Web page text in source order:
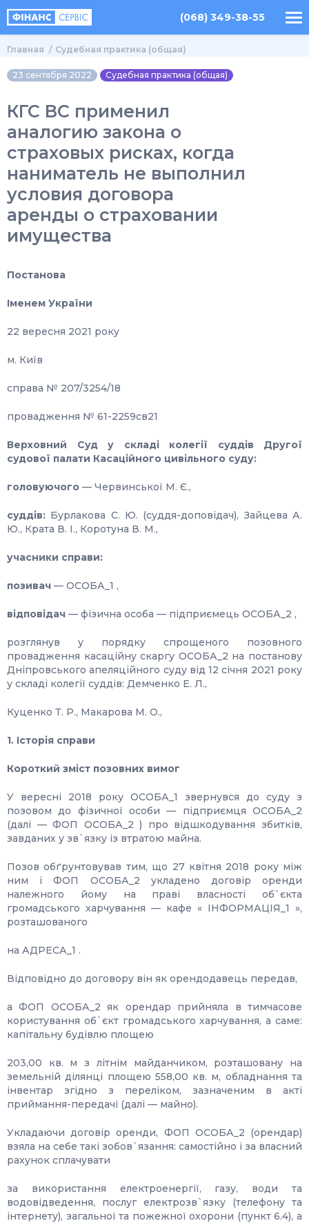
(068) 349-38-55
Главная Судебная практика (общая)
23 сентября 2022 Судебная практика (общая)
КГС ВС применил
аналогию закона о
страховых рисках, когда
наниматель не выполнил
условия договора
аренды о страховании
имущества
Постанова
Іменем України
22 вересня 2021 року
м. Київ
справа № 207/3254/18
провадження № 61-2259св21
Верховний Суд у складі колегії суддів Другої
судової палати Касаційного цивільного суду:
головуючого — Червинської М. Є.,
суддів: Бурлакова С. Ю. (суддя-доповідач), Зайцева А.
Ю., Крата В. І., Коротуна В. М.,
учасники справи:
позивач — ОСОБА_1 ,
відповідач — фізична особа — підприємець ОСОБА_2 ,
розглянув у порядку спрощеного позовного
провадження касаційну скаргу ОСОБА_2 на постанову
Дніпровського апеляційного суду від 12 січня 2021 року
у складі колегії суддів: Демченко Е. Л.,
Куценко Т. Р., Макарова М. О.,
1. Історія справи
Короткий зміст позовних вимог
У вересні 2018 року ОСОБА_1 звернувся до суду з
позовом до фізичної особи — підприємця ОСОБА_2
(далі — ФОП ОСОБА_2 ) про відшкодування збитків,
завданих у зв`язку із втратою майна.
Позов обґрунтовував тим, що 27 квітня 2018 року між
ним і ФОП ОСОБА_2 укладено договір оренди
належного йому на праві власності об`єкта
громадського харчування — кафе « ІНФОРМАЦІЯ_1 »,
розташованого
на АДРЕСА_1 .
Відповідно до договору він як орендодавець передав,
а ФОП ОСОБА_2 як орендар прийняла в тимчасове
користування об`єкт громадського харчування, а саме:
капітальну будівлю площею
203,00 кв. м з літнім майданчиком, розташовану на
земельній ділянці площею 558,00 кв. м, обладнання та
інвентар згідно з переліком, зазначеним в акті
приймання-передачі (далі — майно).
Укладаючи договір оренди, ФОП ОСОБА_2 (орендар)
взяла на себе такі зобов`язання: самостійно і за власний
рахунок сплачувати
за використання електроенергії, газу, води та
водовідведення, послуг електрозв`язку (телефону та
інтернету), загальної та пожежної охорони (пункт 6.4), а